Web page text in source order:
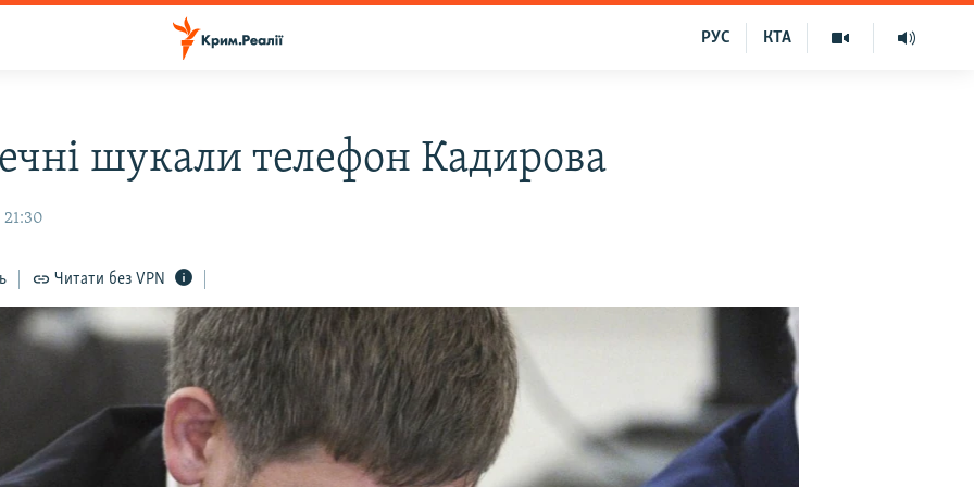
КТА
РУС
шукали телефон Кадирова
21:30
Читати без VPN